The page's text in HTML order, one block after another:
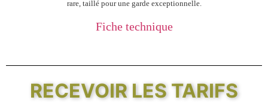
rare, taillé pour une garde exceptionnelle.
Fiche technique
RECEVOIR LES TARIFS